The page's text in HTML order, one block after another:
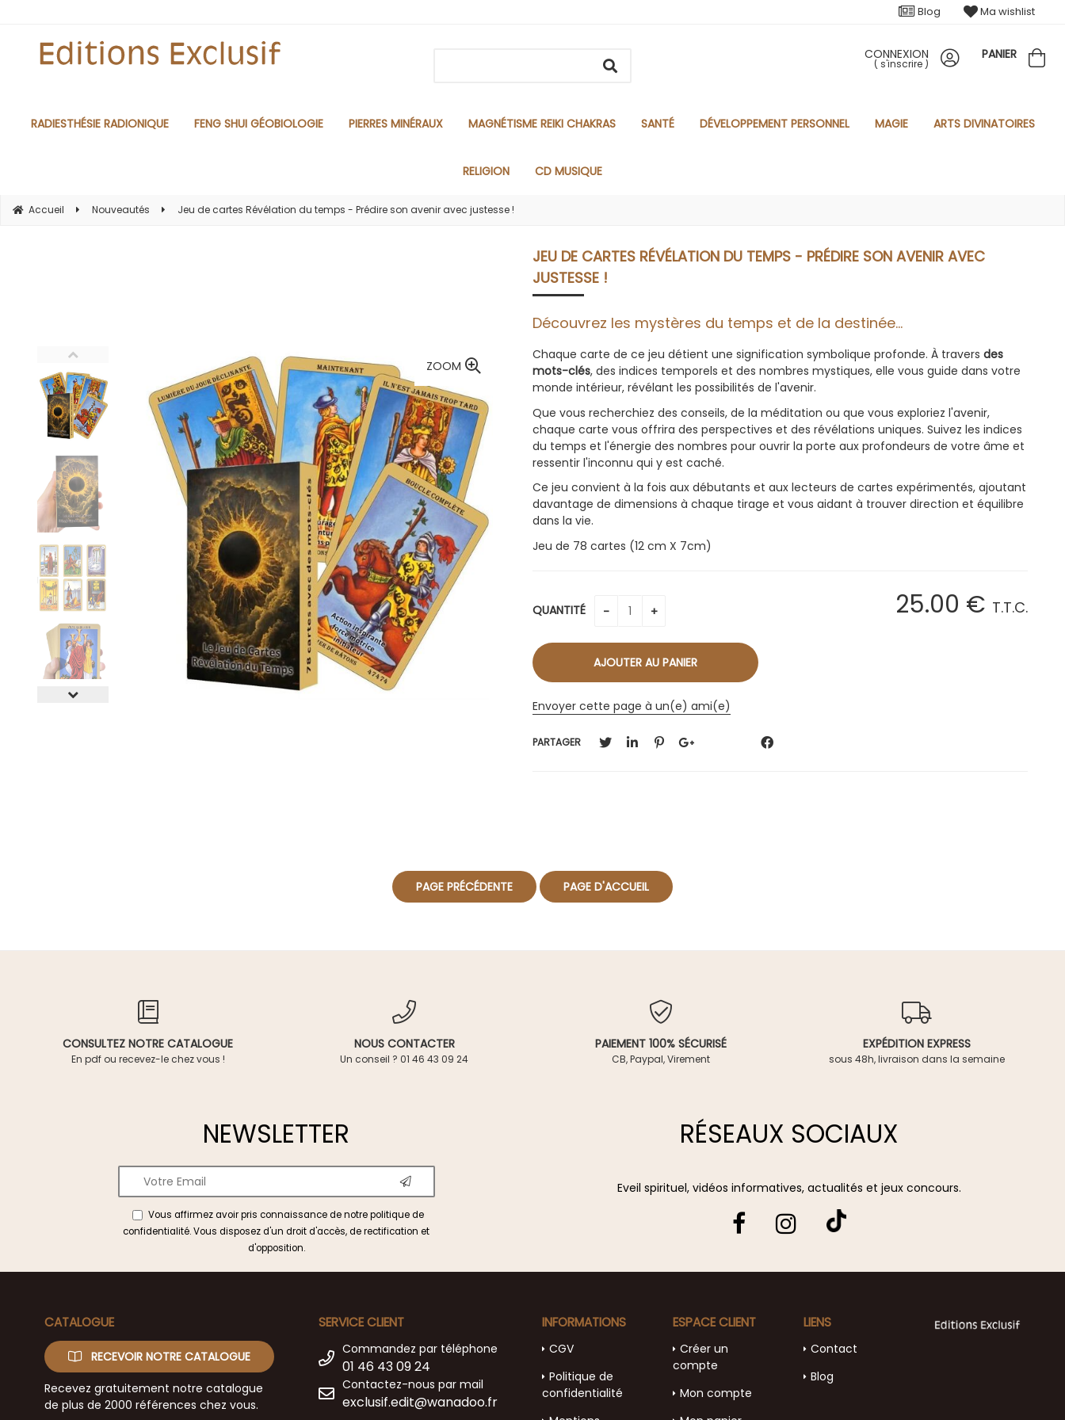
CONNEXION
( s'inscrire )
PANIER
RADIESTHÉSIE RADIONIQUE FENG SHUI GÉOBIOLOGIE PIERRES MINÉRAUX MAGNÉTISME REIKI CHAKRAS SANTÉ DÉVELOPPEMENT PERSONNEL MAGIE ARTS DIVINATOIRES
RELIGION CD MUSIQUE
Accueil Nouveautés Jeu de cartes Révélation du temps - Prédire son avenir avec justesse !
JEU DE CARTES RÉVÉLATION DU TEMPS - PRÉDIRE SON AVENIR AVEC
JUSTESSE !
Découvrez les mystères du temps et de la destinée...
ZOOM
Chaque carte de ce jeu détient une signification symbolique profonde. À travers des
mots-clés, des indices temporels et des nombres mystiques, elle vous guide dans votre
monde intérieur, révélant les possibilités de l'avenir.
Que vous recherchiez des conseils, de la méditation ou que vous exploriez l'avenir,
chaque carte vous offrira des perspectives et des révélations uniques. Suivez les indices
du temps et l'énergie des nombres pour ouvrir la porte aux profondeurs de votre âme et
ressentir l'inconnu qui y est caché.
Ce jeu convient à la fois aux débutants et aux lecteurs de cartes expérimentés, ajoutant
davantage de dimensions à chaque tirage et vous aidant à trouver direction et équilibre
dans la vie.
Jeu de 78 cartes (12 cm X 7cm)
25.00 € T.T.C.
QUANTITÉ
Envoyer cette page à un(e) ami(e)
PARTAGER
Blog Ma wishlist
CONSULTEZ NOTRE CATALOGUE
En pdf ou recevez-le chez vous !
NOUS CONTACTER
Un conseil ? 01 46 43 09 24
PAIEMENT 100% SÉCURISÉ
CB, Paypal, Virement
EXPÉDITION EXPRESS
sous 48h, livraison dans la semaine
NEWSLETTER
Vous affirmez avoir pris connaissance de notrepolitique de
confidentialité. Vous disposez d'un droit d'accès, de rectification et
d'opposition.
RÉSEAUX SOCIAUX
Eveil spirituel, vidéos informatives, actualités et jeux concours.
CATALOGUE
RECEVOIR NOTRE CATALOGUE
Recevez gratuitement notre catalogue
de plus de 2000 références chez vous.
SERVICE CLIENT
Commandez par téléphone
01 46 43 09 24
Contactez-nous par mail
exclusif.edit@wanadoo.fr
INFORMATIONS
CGV
Politique de
confidentialité
LIENS
Contact
Blog
ESPACE CLIENT
Créer un
compte
Mon compte